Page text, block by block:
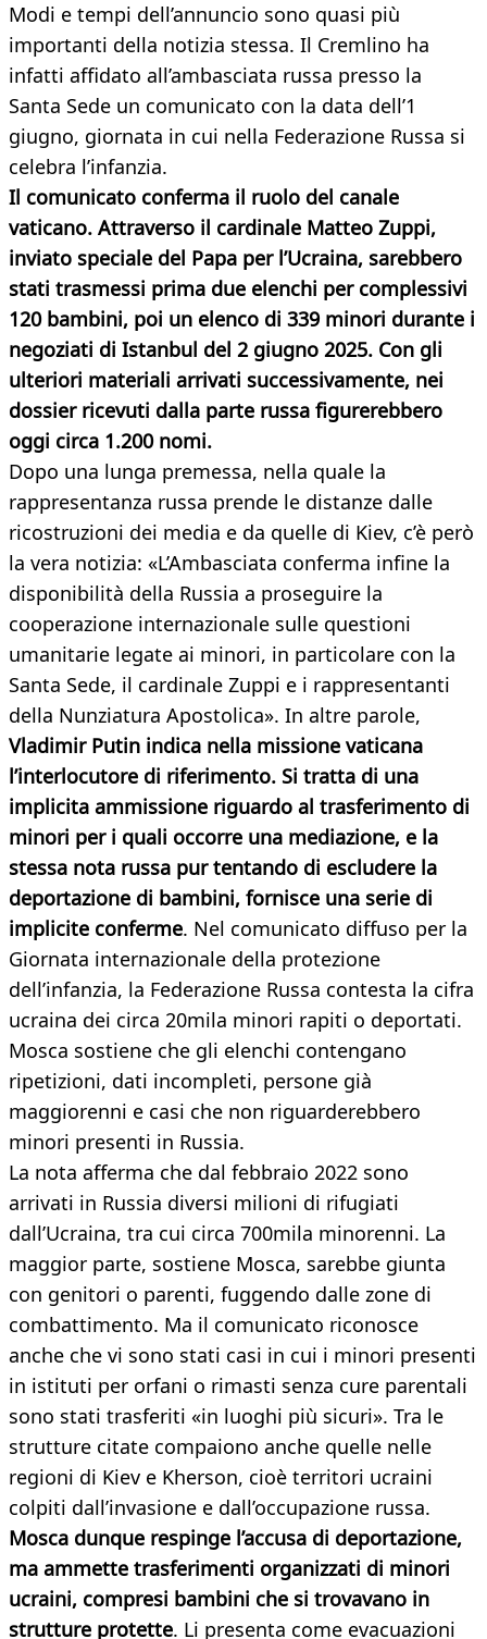
Modi e tempi dell’annuncio sono quasi più
importanti della notizia stessa. Il Cremlino ha
infatti affidato all’ambasciata russa presso la
Santa Sede un comunicato con la data dell’1
giugno, giornata in cui nella Federazione Russa si
celebra l’infanzia.
Il comunicato conferma il ruolo del canale
vaticano. Attraverso il cardinale Matteo Zuppi,
inviato speciale del Papa per l’Ucraina, sarebbero
stati trasmessi prima due elenchi per complessivi
120 bambini, poi un elenco di 339 minori durante i
negoziati di Istanbul del 2 giugno 2025. Con gli
ulteriori materiali arrivati successivamente, nei
dossier ricevuti dalla parte russa figurerebbero
oggi circa 1.200 nomi.
Dopo una lunga premessa, nella quale la
rappresentanza russa prende le distanze dalle
ricostruzioni dei media e da quelle di Kiev, c’è però
la vera notizia: «L’Ambasciata conferma infine la
disponibilità della Russia a proseguire la
cooperazione internazionale sulle questioni
umanitarie legate ai minori, in particolare con la
Santa Sede, il cardinale Zuppi e i rappresentanti
della Nunziatura Apostolica». In altre parole,
Vladimir Putin indica nella missione vaticana
l’interlocutore di riferimento. Si tratta di una
implicita ammissione riguardo al trasferimento di
minori per i quali occorre una mediazione, e la
stessa nota russa pur tentando di escludere la
deportazione di bambini, fornisce una serie di
implicite conferme. Nel comunicato diffuso per la
Giornata internazionale della protezione
dell’infanzia, la Federazione Russa contesta la cifra
ucraina dei circa 20mila minori rapiti o deportati.
Mosca sostiene che gli elenchi contengano
ripetizioni, dati incompleti, persone già
maggiorenni e casi che non riguarderebbero
minori presenti in Russia.
La nota afferma che dal febbraio 2022 sono
arrivati in Russia diversi milioni di rifugiati
dall’Ucraina, tra cui circa 700mila minorenni. La
maggior parte, sostiene Mosca, sarebbe giunta
con genitori o parenti, fuggendo dalle zone di
combattimento. Ma il comunicato riconosce
anche che vi sono stati casi in cui i minori presenti
in istituti per orfani o rimasti senza cure parentali
sono stati trasferiti «in luoghi più sicuri». Tra le
strutture citate compaiono anche quelle nelle
regioni di Kiev e Kherson, cioè territori ucraini
colpiti dall’invasione e dall’occupazione russa.
Mosca dunque respinge l’accusa di deportazione,
ma ammette trasferimenti organizzati di minori
ucraini, compresi bambini che si trovavano in
strutture protette. Li presenta come evacuazioni